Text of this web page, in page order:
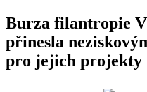
Burza filantropie
přinesla
pro jejich projekty